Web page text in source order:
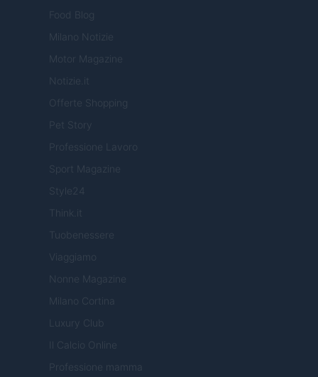
Food Blog
Milano Notizie
Motor Magazine
Notizie.it
Offerte Shopping
Pet Story
Professione Lavoro
Sport Magazine
Style24
Think.it
Tuobenessere
Viaggiamo
Nonne Magazine
Milano Cortina
Luxury Club
Il Calcio Online
Professione mamma